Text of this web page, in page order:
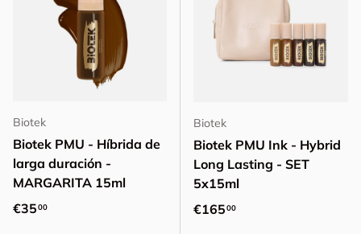
Biotek
Biotek PMU - Híbrida de
larga duración -
MARGARITA 15ml
Precio normal
€3500
Biotek
Biotek PMU Ink - Hybrid
Long Lasting - SET
5x15ml
Precio normal
€16500